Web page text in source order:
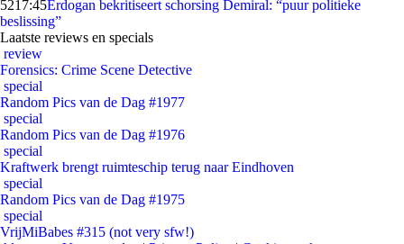
5217:45Erdogan bekritiseert schorsing Demiral: “puur politieke
beslissing”
Laatste reviews en specials
review
Forensics: Crime Scene Detective
special
Random Pics van de Dag #1977
special
Random Pics van de Dag #1976
special
Kraftwerk brengt ruimteschip terug naar Eindhoven
special
Random Pics van de Dag #1975
special
VrijMiBabes #315 (not very sfw!)